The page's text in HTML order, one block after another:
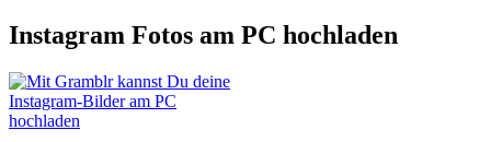
Instagram Fotos am PC hochladen